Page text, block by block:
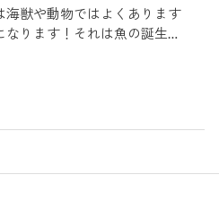
海獣や動物ではよくあります
ります！それは魚の誕生
バックヤードで飼育している
りました！拍手～っ！お祝いに
のですが、なかなかいい案が
数字の2を作ってみました。笑
めにイズヒメエイの計測を行